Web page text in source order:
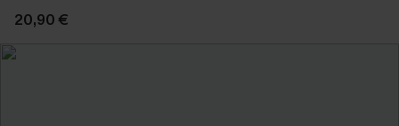
20,90 €